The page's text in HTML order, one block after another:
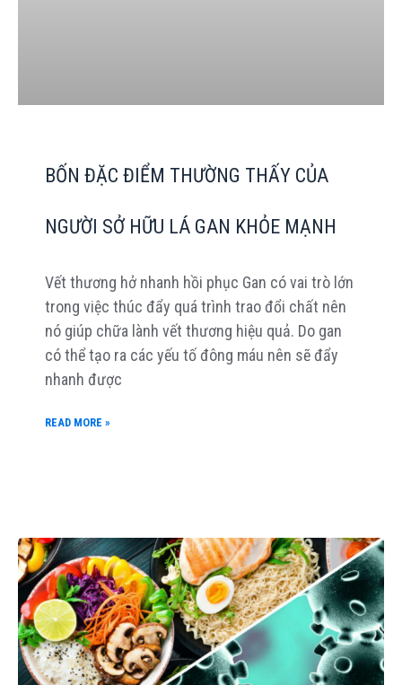
BỐN ĐẶC ĐIỂM THƯỜNG THẤY CỦA
NGƯỜI SỞ HỮU LÁ GAN KHỎE MẠNH
Vết thương hở nhanh hồi phục Gan có vai trò lớn
trong việc thúc đẩy quá trình trao đổi chất nên
nó giúp chữa lành vết thương hiệu quả. Do gan
có thể tạo ra các yếu tố đông máu nên sẽ đẩy
nhanh được
READ MORE »